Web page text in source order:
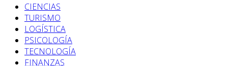
CIENCIAS
TURISMO
LOGÍSTICA
PSICOLOGÍA
TECNOLOGÍA
FINANZAS